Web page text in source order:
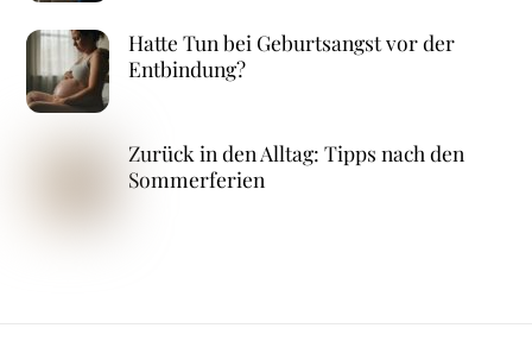
Hatte Tun bei Geburtsangst vor der
Entbindung?
Zurück in den Alltag: Tipps nach den
Sommerferien